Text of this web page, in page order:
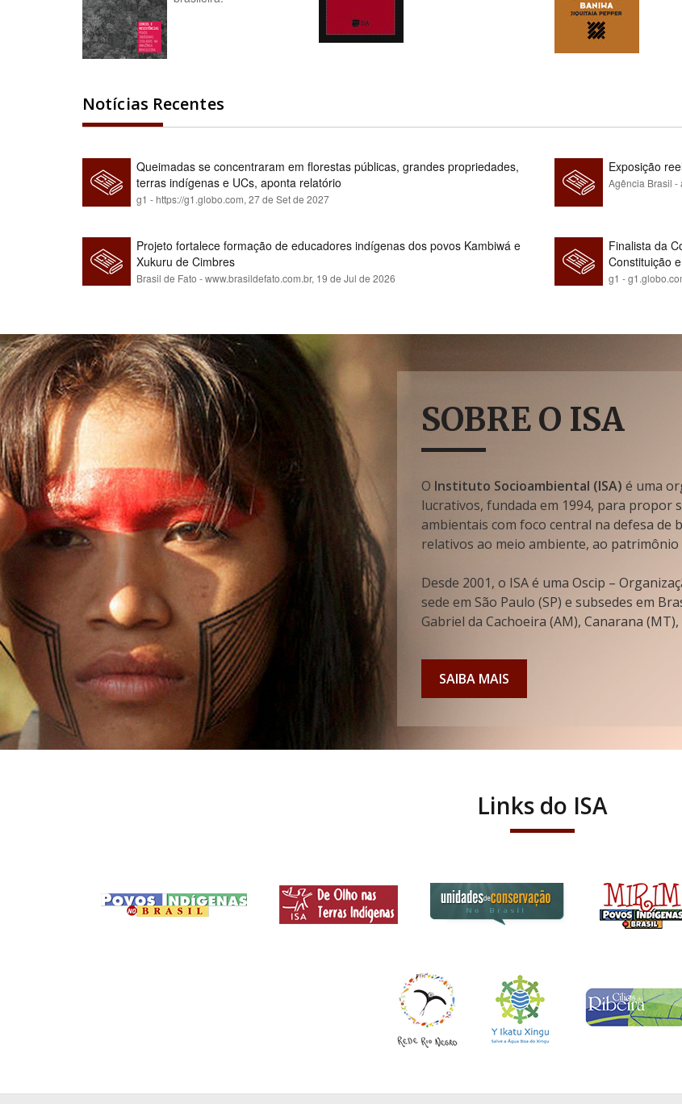
Notícias Recentes
Queimadas se concentraram em florestas públicas, grandes propriedades,
terras indígenas e UCs, aponta relatório
g1 - https://g1.globo.com, 27 de Set de 2027
Exposição
Agência Brasil -
Projeto fortalece formação de educadores indígenas dos povos Kambiwá e
Xukuru de Cimbres
Brasil de Fato - www.brasildefato.com.br, 19 de Jul de 2026
Finalista da
Constituição
g1 -
SOBRE O ISA
O Instituto Socioambiental (ISA) é uma
lucrativos, fundada em 1994, para propor
ambientais com foco central na defesa de
relativos ao meio ambiente, ao
Desde 2001, o ISA é uma Oscip –
sede em São Paulo (SP) e subsedes em
Gabriel da Cachoeira (AM), Canarana
SAIBA MAIS
Links do ISA